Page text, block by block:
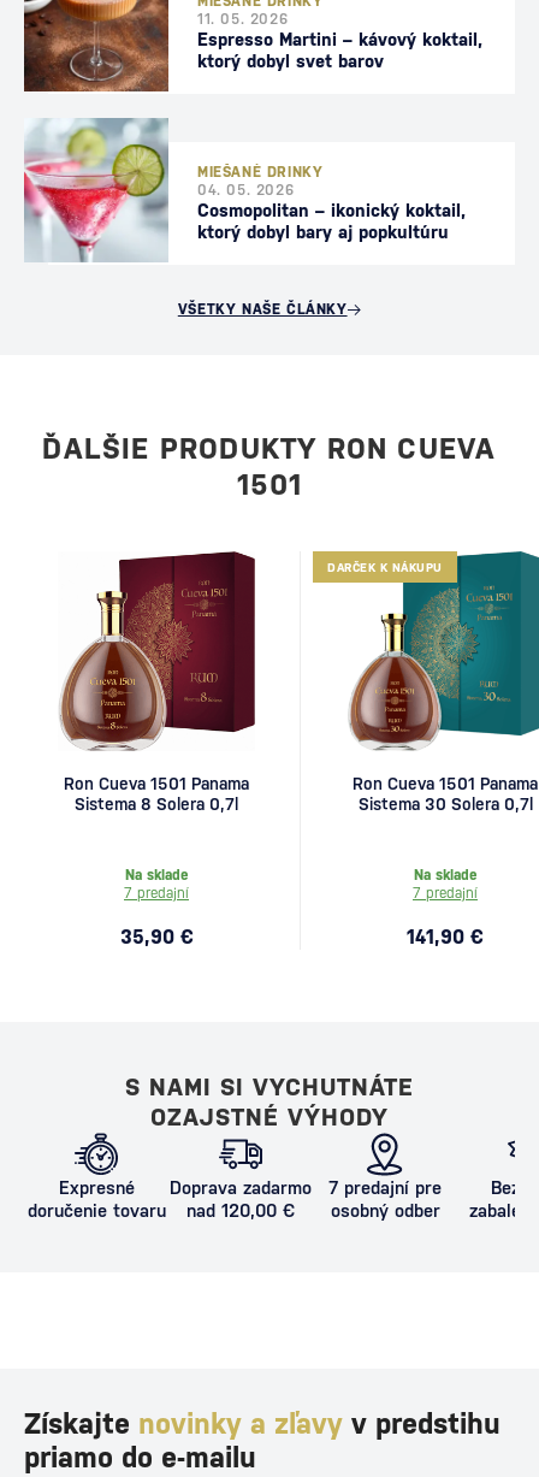
11. 05. 2026
Espresso Martini – kávový koktail,
ktorý dobyl svet barov
MIEŠANÉ DRINKY
04. 05. 2026
Cosmopolitan – ikonický koktail,
ktorý dobyl bary aj popkultúru
VŠETKY NAŠE ČLÁNKY
ĎALŠIE PRODUKTY RON CUEVA
1501
Ron Cueva 1501 Panama
Sistema 8 Solera 0,7l
Na sklade
7 predajní
35,90 €
DARČEK K NÁKUPU
Ron Cueva 1501 Panama
Sistema 30 Solera 0,7l
Na sklade
7 predajní
141,90 €
S NAMI SI VYCHUTNÁTE
OZAJSTNÉ VÝHODY
Expresné
doručenie tovaru
Doprava zadarmo
nad 120,00 €
7 predajní pre
osobný odber
Získajte novinky a zľavy v predstihu
priamo do e-mailu